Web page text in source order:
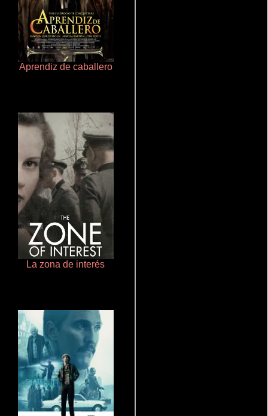
Aprendiz de caballero
La zona de interés